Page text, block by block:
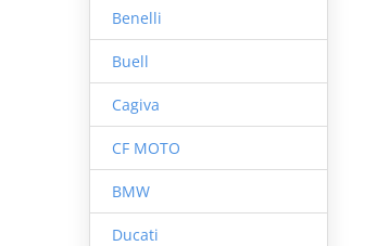
Benelli
Buell
Cagiva
CF MOTO
BMW
Ducati